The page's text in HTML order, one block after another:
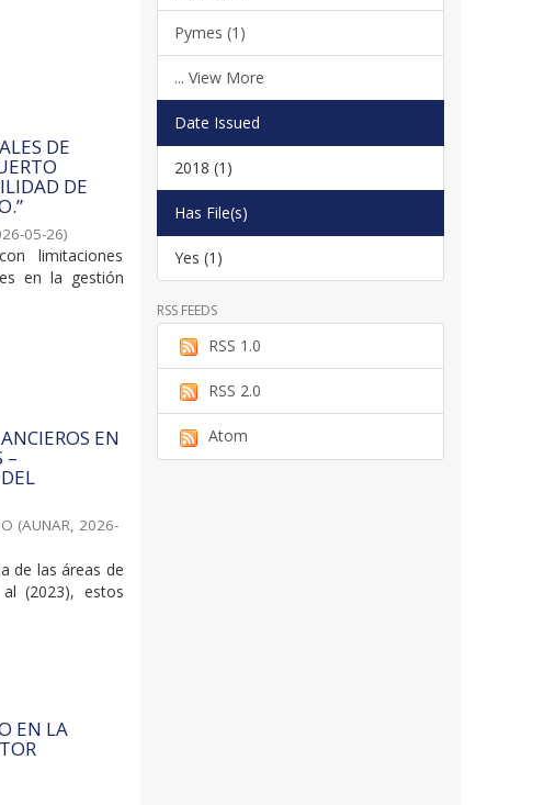
DE
DE
05-26)
limitaciones
en la gestión
EN
–
(AUNAR, 2026-
de las áreas de
(2023), estos
EN LA
Pymes (1)
... View More
Date Issued
2018 (1)
Has File(s)
Yes (1)
RSS FEEDS
RSS 1.0
RSS 2.0
Atom